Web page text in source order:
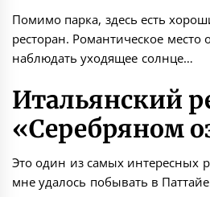
Помимо парка, здесь есть
ресторан. Романтическое место
наблюдать уходящее солнце…
Итальянский
«Серебряном
Это один из самых интересных
мне удалось побывать в